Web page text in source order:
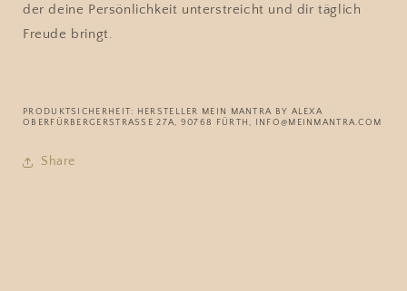
der deine Persönlichkeit unterstreicht und dir täglich
Freude bringt.
PRODUKTSICHERHEIT: HERSTELLER MEIN MANTRA BY ALEXA
OBERFÜRBERGERSTRASSE 27A, 90768 FÜRTH, INFO@MEINMANTRA.COM
Share